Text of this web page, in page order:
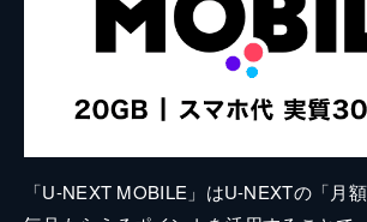
「U-NEXT MOBILE」はU-NEXTの「月